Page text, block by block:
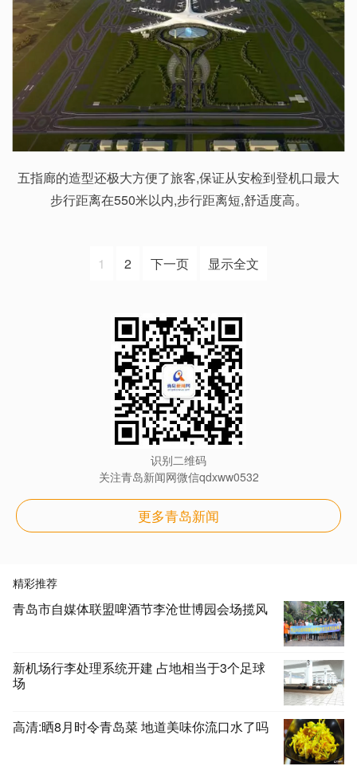
五指廊的造型还极大方便了旅客,保证从安检到登机口最大
步行距离在550米以内,步行距离短,舒适度高。
1 2 下一页 显示全文
识别二维码
关注青岛新闻网微信qdxww0532
更多青岛新闻
精彩推荐
青岛市自媒体联盟啤酒节李沧世博园会场揽风
新机场行李处理系统开建 占地相当于3个足球
场
高清:晒8月时令青岛菜 地道美味你流口水了吗